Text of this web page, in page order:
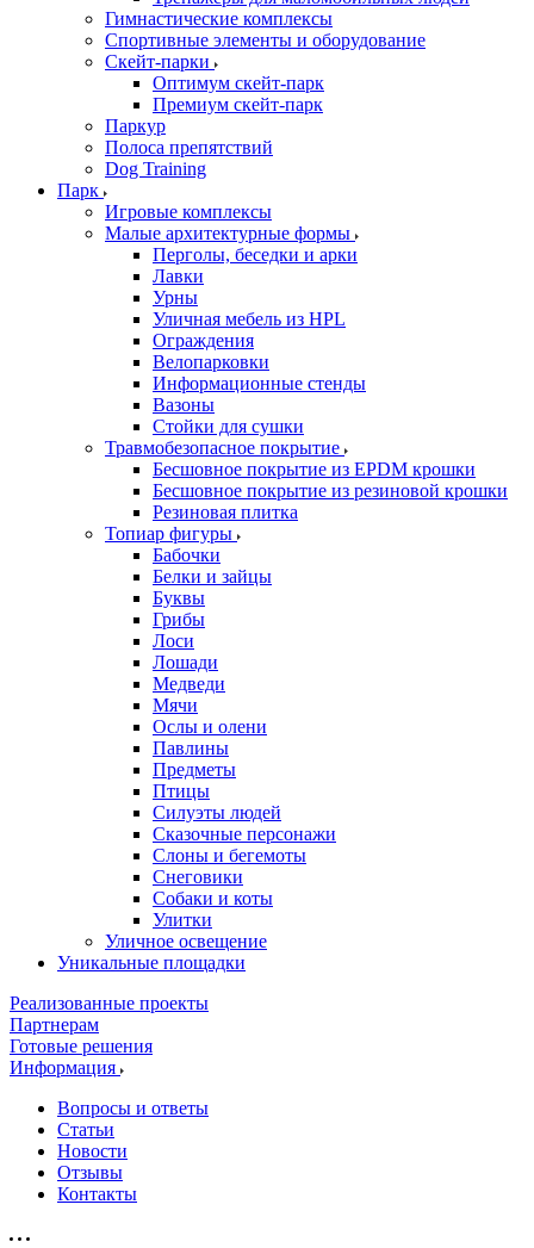
Гимнастические комплексы
Спортивные элементы и оборудование
Скейт-парки
Оптимум скейт-парк
Премиум скейт-парк
Паркур
Полоса препятствий
Dog Training
Парк
Игровые комплексы
Малые архитектурные формы
Перголы, беседки и арки
Лавки
Урны
Уличная мебель из HPL
Ограждения
Велопарковки
Информационные стенды
Вазоны
Стойки для сушки
Травмобезопасное покрытие
Бесшовное покрытие из EPDM крошки
Бесшовное покрытие из резиновой крошки
Резиновая плитка
Топиар фигуры
Бабочки
Белки и зайцы
Буквы
Грибы
Лоси
Лошади
Медведи
Мячи
Ослы и олени
Павлины
Предметы
Птицы
Силуэты людей
Сказочные персонажи
Слоны и бегемоты
Снеговики
Собаки и коты
Улитки
Уличное освещение
Уникальные площадки
Реализованные проекты
Партнерам
Готовые решения
Информация
Вопросы и ответы
Статьи
Новости
Отзывы
Контакты